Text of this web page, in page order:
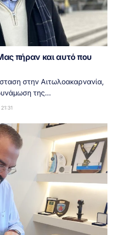
πήραν και αυτό που
στην Αιτωλοακαρνανία,
της...